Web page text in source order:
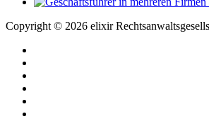
Copyright © 2026 elixir